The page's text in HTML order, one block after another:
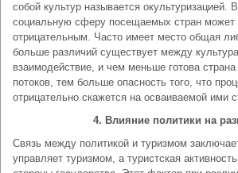
собой культур называется окультуризацией.
социальную сферу посещаемых стран может
отрицательным. Часто имеет место общая
больше различий существует между
взаимодействие, и чем меньше готова
потоков, тем больше опасность того, что
отрицательно скажется на осваиваемой ими
4. Влияние политики на
Связь между политикой и туризмом
управляет туризмом, а туристская